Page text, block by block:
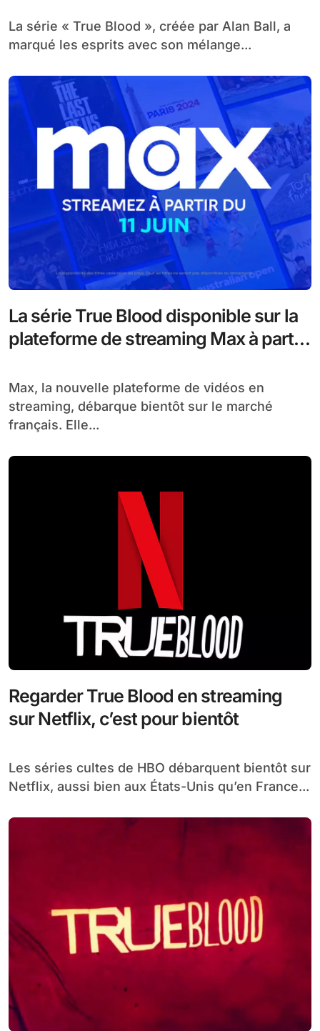
La série « True Blood », créée par Alan Ball, a
marqué les esprits avec son mélange...
La série True Blood disponible sur la
plateforme de streaming Max à partir
Max, la nouvelle plateforme de vidéos en
streaming, débarque bientôt sur le marché
français. Elle...
Regarder True Blood en streaming
sur Netflix, c’est pour bientôt
Les séries cultes de HBO débarquent bientôt sur
Netflix, aussi bien aux États-Unis qu’en France...